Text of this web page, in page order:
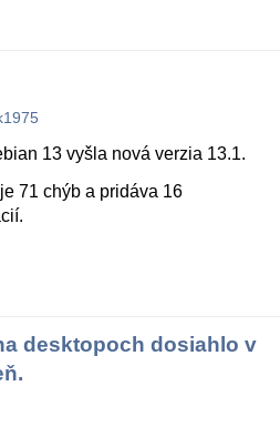
13 vyšla nová verzia 13.1.
71 chýb a pridáva 16
desktopoch dosiahlo v